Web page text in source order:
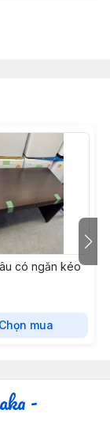
có ngăn kéo
Chọn mua
-